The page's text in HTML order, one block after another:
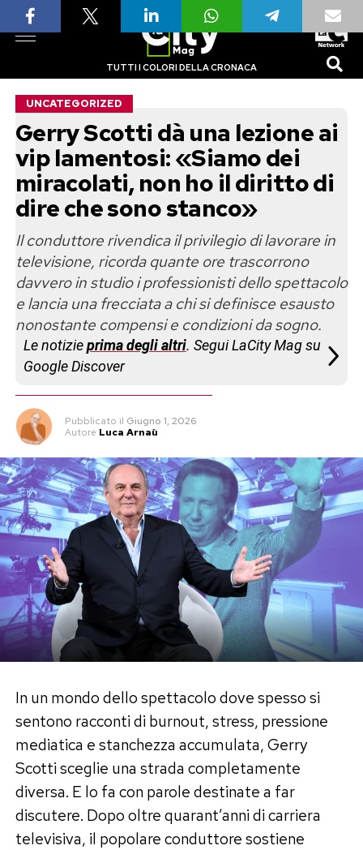
TUTTI I COLORI DELLA CRONACA
UNCATEGORIZED
Gerry Scotti dà una lezione ai
vip lamentosi: «Siamo dei
miracolati, non ho il diritto di
dire che sono stanco»
Il conduttore rivendica il privilegio di lavorare in
televisione, ricorda quante ore trascorrono
davvero in studio i professionisti dello spettacolo
e lancia una frecciata a chi si definisce esausto
nonostante compensi e condizioni da sogno.
Le notizieprima degli altri. Segui LaCity Mag su
Google Discover
Pubblicato il Giugno 1, 2026
Autore Luca Arnaù
In un mondo dello spettacolo dove spesso si
sentono racconti di burnout, stress, pressione
mediatica e stanchezza accumulata, Gerry
Scotti sceglie una strada completamente
diversa. E lo fa con parole destinate a far
discutere. Dopo oltre quarant’anni di carriera
televisiva, il popolare conduttore sostiene